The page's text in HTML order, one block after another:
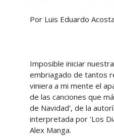
Por Luis Eduardo
Imposible iniciar
embriagado de tantos
viniera a mi mente el
de las canciones que
de Navidad', de la
interpretada por 'Los
Alex Manga.